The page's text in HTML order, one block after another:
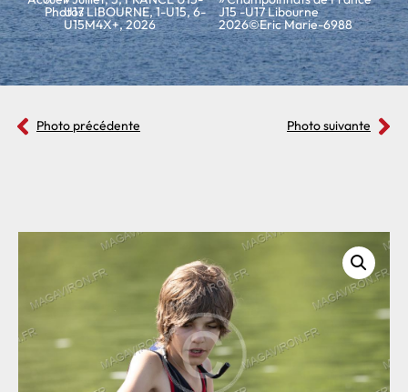
PhotosU17 LIBOURNE,1-U15,6-
U15M4X+,2026
J15 -U17 Libourne
2026©Eric Marie-6988
Photo précédente Photo suivante